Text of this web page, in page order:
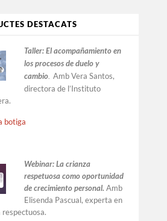
DESTACATS
Taller:El acompañamiento en
los procesos de duelo y
cambio Amb Vera Santos,
directora de l’Instituto
botiga
Webinar: La crianza
respetuosa como oportunidad
de crecimiento personal. Amb
Elisenda Pascual, experta en
respectuosa.